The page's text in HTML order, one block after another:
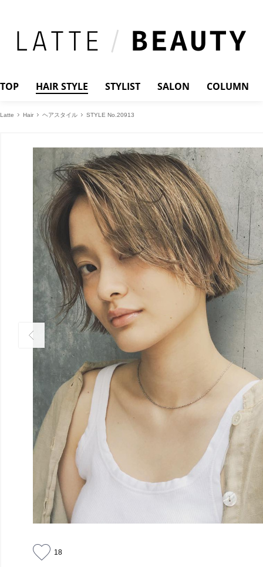
TOP HAIR STYLE STYLIST SALON COLUMN
Latte Hair ヘアスタイル STYLE No.20913
18